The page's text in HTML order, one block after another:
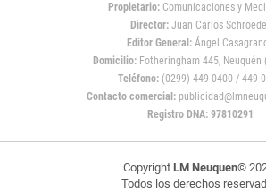
Propietario:Comunicaciones y
Director: Juan Carlos
Editor General:Ángel
Domicilio:Fotheringham 445, Neuquén
Teléfono: (0299) 449 0400 / 449
Contacto comercial:
Registro DNA: 97810291
Copyright LM Neuquen©
Todos los derechos